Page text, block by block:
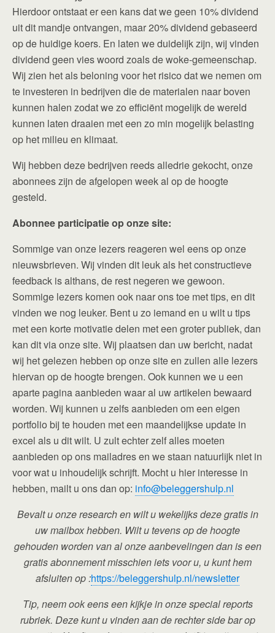
Hierdoor ontstaat er een kans dat we geen 10% dividend
uit dit mandje ontvangen, maar 20% dividend gebaseerd
op de huidige koers. En laten we duidelijk zijn, wij vinden
dividend geen vies woord zoals de woke-gemeenschap.
Wij zien het als beloning voor het risico dat we nemen om
te investeren in bedrijven die de materialen naar boven
kunnen halen zodat we zo efficiënt mogelijk de wereld
kunnen laten draaien met een zo min mogelijk belasting
op het milieu en klimaat.
Wij hebben deze bedrijven reeds alledrie gekocht, onze
abonnees zijn de afgelopen week al op de hoogte
gesteld.
Abonnee participatie op onze site:
Sommige van onze lezers reageren wel eens op onze
nieuwsbrieven. Wij vinden dit leuk als het constructieve
feedback is althans, de rest negeren we gewoon.
Sommige lezers komen ook naar ons toe met tips, en dit
vinden we nog leuker. Bent u zo iemand en u wilt u tips
met een korte motivatie delen met een groter publiek, dan
kan dit via onze site. Wij plaatsen dan uw bericht, nadat
wij het gelezen hebben op onze site en zullen alle lezers
hiervan op de hoogte brengen. Ook kunnen we u een
aparte pagina aanbieden waar al uw artikelen bewaard
worden. Wij kunnen u zelfs aanbieden om een eigen
portfolio bij te houden met een maandelijkse update in
excel als u dit wilt. U zult echter zelf alles moeten
aanbieden op ons mailadres en we staan natuurlijk niet in
voor wat u inhoudelijk schrijft. Mocht u hier interesse in
hebben, mailt u ons dan op: info@beleggershulp.nl
Bevalt u onze research en wilt u wekelijks deze gratis in
uw mailbox hebben. Wilt u tevens op de hoogte
gehouden worden van al onze aanbevelingen dan is een
gratis abonnement misschien iets voor u, u kunt hem
afsluiten op :https://beleggershulp.nl/newsletter
Tip, neem ook eens een kijkje in onze special reports
rubriek. Deze kunt u vinden aan de rechter side bar op